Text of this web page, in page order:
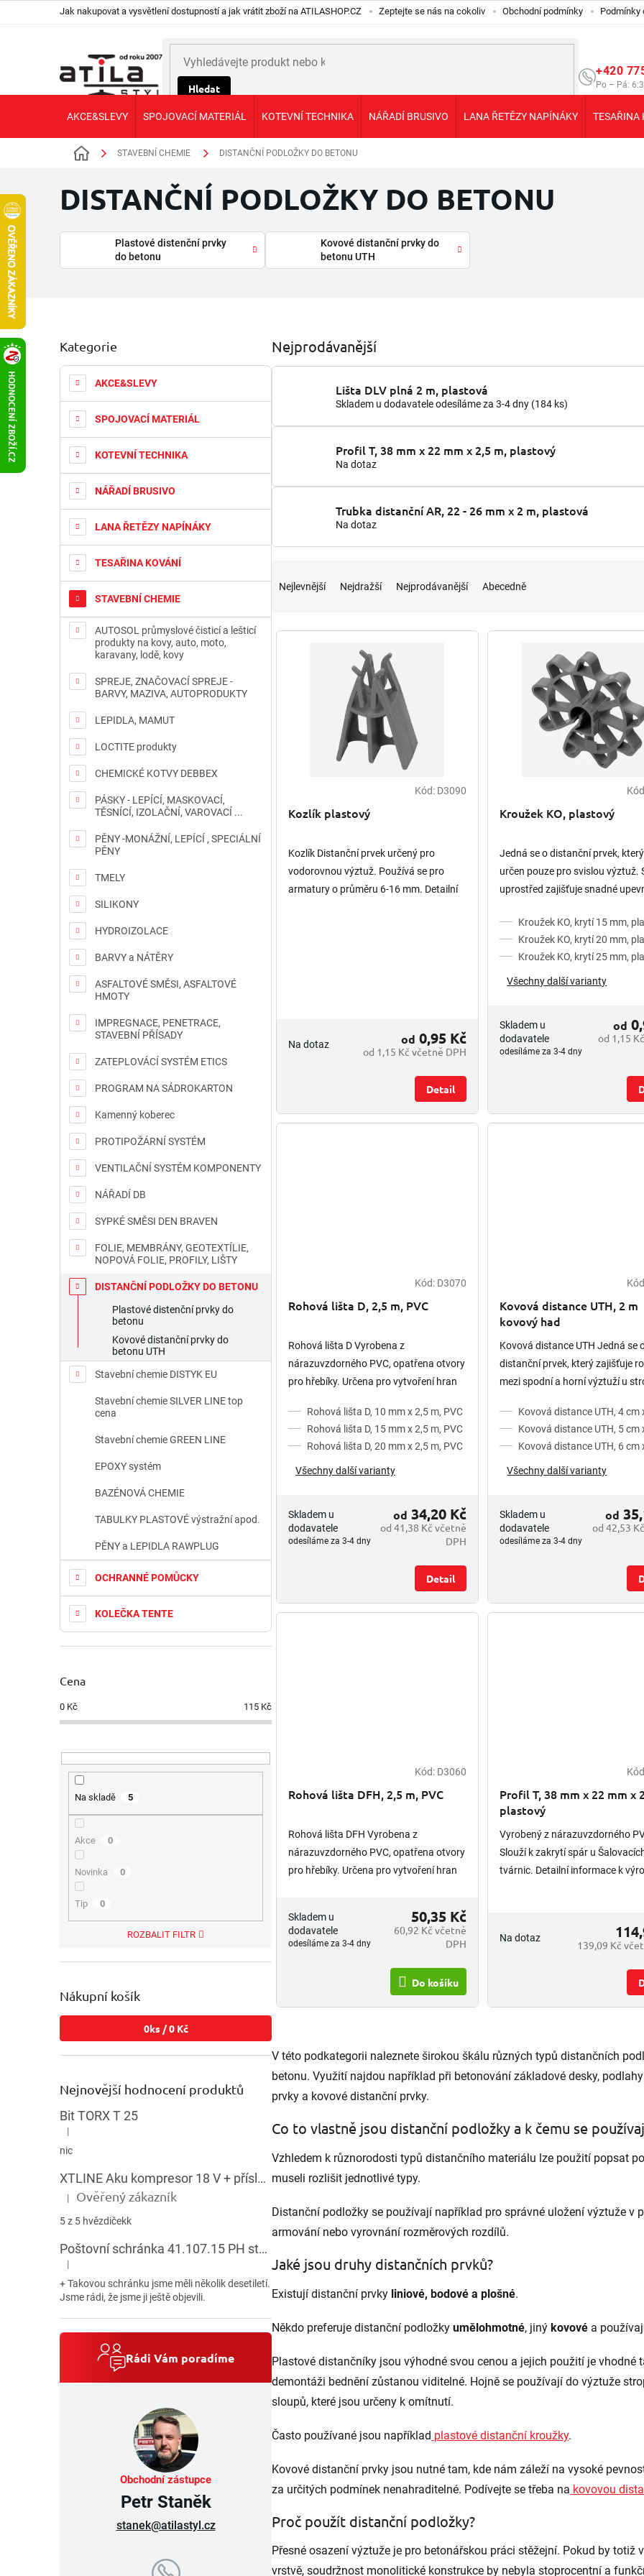
Jak nakupovat a vysvětlení dostupností a jak vrátit zboží na ATILASHOP.CZ Zeptejte se nás na cokoliv Obchodní podmínky Podmínky
Hledat
+420
Po – Pá:
AKCE&SLEVY SPOJOVACÍ MATERIÁL KOTEVNÍ TECHNIKA NÁŘADÍ BRUSIVO LANA ŘETĚZY NAPÍNÁKY TESAŘINA
Domů STAVEBNÍ CHEMIE DISTANČNÍ PODLOŽKY DO BETONU
DISTANČNÍ PODLOŽKY DO BETONU
Plastové distenční prvky
do betonu
Kovové distanční prvky do
betonu UTH
o
s
r
n
p
n
Přeskočit
kategorie
Kategorie
AKCE&SLEVY
SPOJOVACÍ MATERIÁL
KOTEVNÍ TECHNIKA
NÁŘADÍ BRUSIVO
LANA ŘETĚZY NAPÍNÁKY
TESAŘINA KOVÁNÍ
STAVEBNÍ CHEMIE
AUTOSOL průmyslové čisticí a lešticí
produkty na kovy, auto, moto,
karavany, lodě, kovy
SPREJE, ZNAČOVACÍ SPREJE -
BARVY, MAZIVA, AUTOPRODUKTY
LEPIDLA, MAMUT
LOCTITE produkty
CHEMICKÉ KOTVY DEBBEX
PÁSKY - LEPÍCÍ, MASKOVACÍ,
TĚSNÍCÍ, IZOLAČNÍ, VAROVACÍ ...
PĚNY -MONÁŽNÍ, LEPÍCÍ , SPECIÁLNÍ
PĚNY
TMELY
SILIKONY
HYDROIZOLACE
BARVY a NÁTĚRY
ASFALTOVÉ SMĚSI, ASFALTOVÉ
HMOTY
IMPREGNACE, PENETRACE,
STAVEBNÍ PŘÍSADY
ZATEPLOVÁCÍ SYSTÉM ETICS
PROGRAM NA SÁDROKARTON
Kamenný koberec
PROTIPOŽÁRNÍ SYSTÉM
VENTILAČNÍ SYSTÉM KOMPONENTY
NÁŘADÍ DB
SYPKÉ SMĚSI DEN BRAVEN
FOLIE, MEMBRÁNY, GEOTEXTÍLIE,
NOPOVÁ FOLIE, PROFILY, LIŠTY
DISTANČNÍ PODLOŽKY DO BETONU
Plastové distenční prvky do
betonu
Kovové distanční prvky do
betonu UTH
Stavební chemie DISTYK EU
Stavební chemie SILVER LINE top
cena
Stavební chemie GREEN LINE
EPOXY systém
BAZÉNOVÁ CHEMIE
TABULKY PLASTOVÉ výstražní apod.
PĚNY a LEPIDLA RAWPLUG
OCHRANNÉ POMŮCKY
KOLEČKA TENTE
Cena
0 Kč 115 Kč
Na skladě 5
Akce 0
Novinka 0
Tip 0
ROZBALIT FILTR
Nákupní košík
0ks /0 Kč
Nejnovější hodnocení produktů
Bit TORX T 25
Hodnocení produktu je 5 z 5 hvězdiček.
|
nic
XTLINE Aku kompresor 18 V + příslušenství
Hodnocení produktu je 5 z 5 hvězdiček.
| Ověřený zákazník
5 z 5 hvězdičekk
Poštovní schránka 41.107.15 PH stojatá HNĚDÁ
Hodnocení produktu je 5 z 5 hvězdiček.
|
+ Takovou schránku jsme měli několik desetiletí.
Jsme rádi, že jsme ji ještě objevili.
Rádi Vám poradíme
Obchodní zástupce
Petr Staněk
stanek@atilastyl.cz
Nejprodávanější
Lišta DLV plná 2 m, plastová
Skladem u dodavatele odesíláme za 3-4 dny (184 ks)
Profil T, 38 mm x 22 mm x 2,5 m, plastový
Na dotaz
Trubka distanční AR, 22 - 26 mm x 2 m, plastová
Na dotaz
n
Nejlevnější Nejdražší Nejprodávanější Abecedně
V
Kód: D3090
Kozlík plastový
Kozlík Distanční prvek určený pro
vodorovnou výztuž. Používá se pro
armatury o průměru 6-16 mm. Detailní
Na dotaz
od 1,15 Kč včetně DPH
od 0,95 Kč
Detail
Kroužek KO, plastový
Jedná se o distanční prvek,
určen pouze pro svislou výztuž.
uprostřed zajišťuje snadné
pro různé průměry...
Kroužek KO, krytí 15 mm,
Kroužek KO, krytí 20 mm,
Kroužek KO, krytí 25 mm,
Všechny další varianty
Skladem u
dodavatele
odesíláme za 3-4 dny
od 1,15
od
Kód: D3070
Rohová lišta D, 2,5 m, PVC
Rohová lišta D Vyrobena z
nárazuvzdorného PVC, opatřena otvory
pro hřebíky. Určena pro vytvoření hran
k výrobku, postupy, hodnoty atd....
Rohová lišta D, 10 mm x 2,5 m, PVC
Rohová lišta D, 15 mm x 2,5 m, PVC
Rohová lišta D, 20 mm x 2,5 m, PVC
Všechny další varianty
Skladem u
dodavatele
odesíláme za 3-4 dny
od 41,38 Kč včetně
DPH
od 34,20 Kč
Detail
Kovová distance UTH, 2 m
kovový had
Kovová distance UTH Jedná se
distanční prvek, který zajišťuje
mezi spodní a horní výztuží u
stabilitě je odolný vůči...
Kovová distance UTH, 4 cm
Kovová distance UTH, 5 cm
Kovová distance UTH, 6 cm
Všechny další varianty
Skladem u
dodavatele
odesíláme za 3-4 dny
od 42,53
od
Kód: D3060
Rohová lišta DFH, 2,5 m, PVC
Rohová lišta DFH Vyrobena z
nárazuvzdorného PVC, opatřena otvory
pro hřebíky. Určena pro vytvoření hran
Skladem u
dodavatele
odesíláme za 3-4 dny
60,92 Kč včetně
DPH
50,35 Kč
Do košíku
Profil T, 38 mm x 22 mm x
plastový
Vyrobený z nárazuvzdorného
Slouží k zakrytí spár u
tvárnic. Detailní informace k
Na dotaz
139,09 Kč
l
á
d
p
r
v
ý
V této podkategorii naleznete širokou škálu různých typů distančních
betonu. Využití najdou například při betonování základové desky,
prvky a kovové distanční prvky.
Co to vlastně jsou distanční podložky a k čemu se
Vzhledem k různorodosti typů distančního materiálu lze použití popsat
museli rozlišit jednotlivé typy.
Distanční podložky se používají například pro správné uložení výztuže v
armování nebo vyrovnání rozměrových rozdílů.
Jaké jsou druhy distančních prvků?
Existují distanční prvky liniové, bodové a plošné.
Někdo preferuje distanční podložky umělohmotné, jiný kovové a
Plastové distančníky jsou výhodné svou cenou a jejich použití je vhodné
demontáži bednění zůstanou viditelné. Hojně se používají do výztuže
sloupů, které jsou určeny k omítnutí.
Často používané jsou například plastové distanční kroužky.
Kovové distanční prvky jsou nutné tam, kde nám záleží na vysoké
za určitých podmínek nenahraditelné. Podívejte se třeba na kovovou
Proč použít distanční podložky?
Přesné osazení výztuže je pro betonářskou práci stěžejní. Pokud by
vrstvě, soudržnost monolitické konstrukce by nebyla stoprocentní a